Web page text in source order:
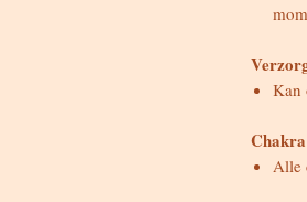
Kan
Alle